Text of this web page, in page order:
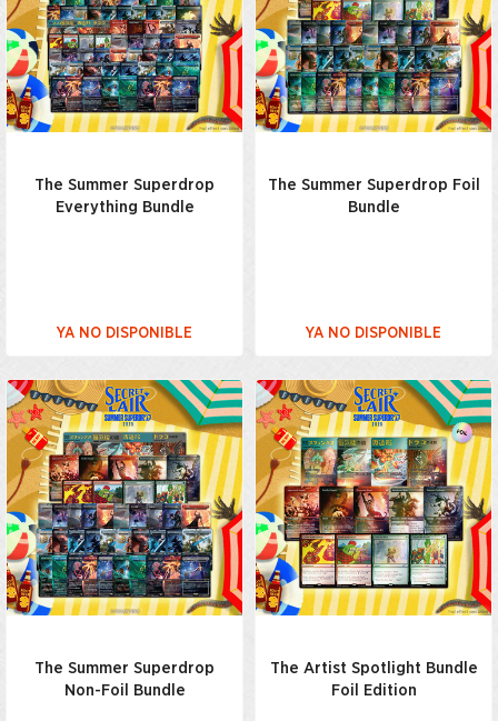
The Summer Superdrop
Everything Bundle
YA NO DISPONIBLE
The Summer Superdrop Foil
Bundle
YA NO DISPONIBLE
The Summer Superdrop
Non-Foil Bundle
The Artist Spotlight Bundle
Foil Edition